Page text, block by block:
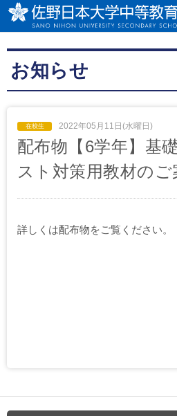
お知らせ
2022年05月11日(水曜日)
配布物【6学年】基
スト対策用教材のご
詳しくは配布物をご覧ください。